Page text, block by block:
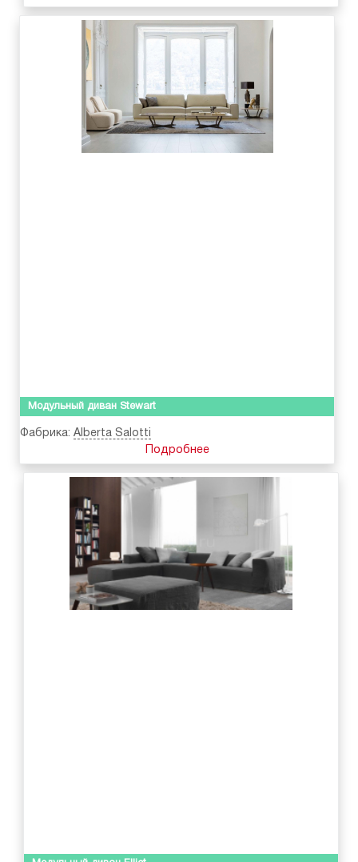
Модульный диван Stewart
Фабрика: Alberta Salotti
Подробнее